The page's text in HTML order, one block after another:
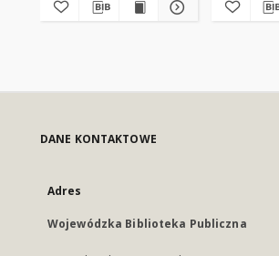
DANE KONTAKTOWE
Adres
Wojewódzka Biblioteka Publiczna